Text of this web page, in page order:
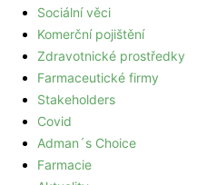
Sociální věci
Komerční pojištění
Zdravotnické prostředky
Farmaceutické firmy
Stakeholders
Covid
Adman´s Choice
Farmacie